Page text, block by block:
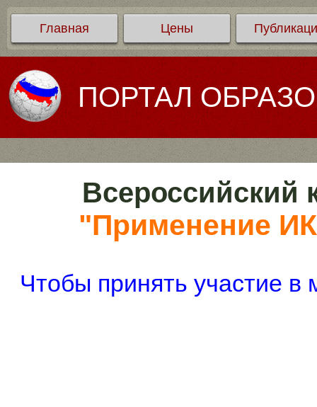
Главная Цены
ПОРТАЛ
Всероссийский
"Применение
Чтобы принять участие